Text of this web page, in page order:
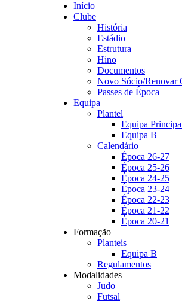
Início
Clube
História
Estádio
Estrutura
Hino
Documentos
Novo Sócio/Renovar
Passes de Época
Equipa
Plantel
Equipa
Equipa B
Calendário
Época 26-27
Época 25-26
Época 24-25
Época 23-24
Época 22-23
Época 21-22
Época 20-21
Formação
Planteis
Equipa B
Regulamentos
Modalidades
Judo
Futsal